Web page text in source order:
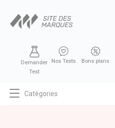
Demander
Test
Nos Tests Bons plans
Catégories